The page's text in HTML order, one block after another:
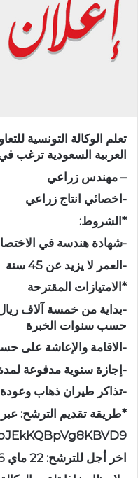
العربية السعودية ترغب
– مهندس زراعي
-اخصائي انتاج زراعي
*الشروط:
-شهادة هندسة في
-العمر لا یزید عن 45 سنة
*الامتيازات المقترحة
حسب سنوات الخبرة
-الاقامة والإعاشة على
-إجازة سنوية مدفوعة
-تذاكر طيران ذهاب وعودة
*طريقة تقديم الترشح: عبر
اخر أجل للترشح: 22 ماي 2026